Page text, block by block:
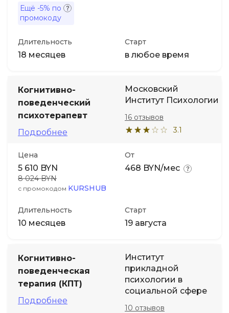
Ещё -5% по
промокоду
Длительность
18 месяцев
Старт
в любое время
Когнитивно-
поведенческий
психотерапевт
Подробнее
Московский
Институт Психологии
3.1
16 отзывов
Цена
5 610 BYN
8 024 BYN
с промокодом KURSHUB
От
468 BYN/мес
Длительность
10 месяцев
Старт
19 августа
Когнитивно-
поведенческая
терапия (КПТ)
Подробнее
Институт
прикладной
психологии в
социальной сфере
10 отзывов
Акции и промокоды